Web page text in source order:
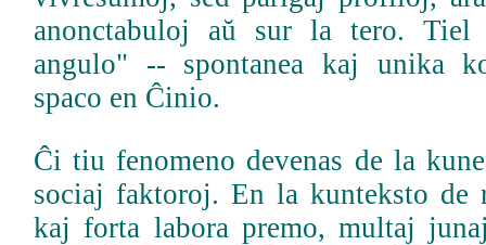
anonctabuloj aŭ sur la tero. Tiel
angulo" -- spontanea kaj unika
spaco en Ĉinio.
Ĉi tiu fenomeno devenas de la
sociaj faktoroj. En la kunteksto de
kaj forta labora premo, multaj